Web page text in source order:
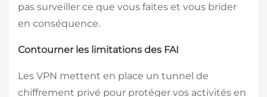
pas surveiller ce que vous faites et vous brider
en conséquence.
Contourner les limitations des FAI
Les VPN mettent en place un tunnel de
chiffrement privé pour protéger vos activités en